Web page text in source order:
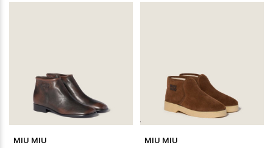
MIU MIU
MIU MIU